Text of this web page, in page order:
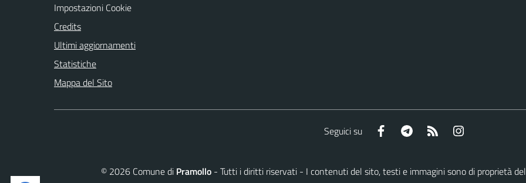
Impostazioni Cookie
Credits
Ultimi aggiornamenti
Statistiche
Mappa del Sito
Seguici su Facebook Telegram RSS
© 2026 Comune di Pramollo - Tutti i diritti riservati - I contenuti del sito, testi e immagini sono di proprietà